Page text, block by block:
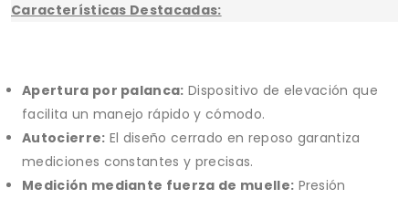
Características Destacadas:
Apertura por palanca: Dispositivo de elevación que
facilita un manejo rápido y cómodo.
Autocierre: El diseño cerrado en reposo garantiza
mediciones constantes y precisas.
Medición mediante fuerza de muelle: Presión